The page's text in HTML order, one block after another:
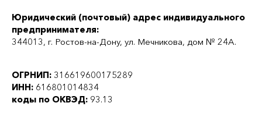
Юридический (почтовый) адрес индивидуального
предпринимателя:
344013, г. Ростов-на-Дону, ул. Мечникова, дом № 24А.
ОГРНИП: 316619600175289
ИНН: 616801014834
коды по ОКВЭД: 93.13